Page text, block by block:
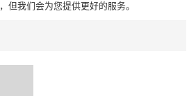
，但我们会为您提供更好的服务。